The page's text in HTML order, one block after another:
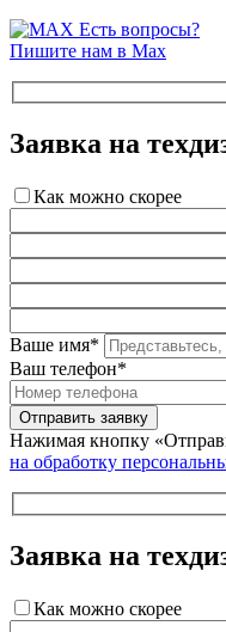
Есть вопросы?
Пишите нам в Max
Заявка на
Как можно скорее
Ваше имя*
Ваш телефон*
Нажимая кнопку
на обработку
Заявка на
Как можно скорее